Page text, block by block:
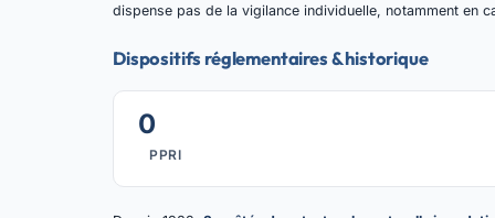
dispense pas de la vigilance individuelle, notamment en
Dispositifs réglementaires & historique
0
PPRI